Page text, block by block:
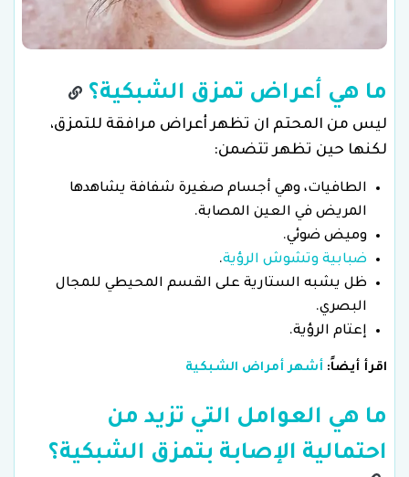
ما هي أعراض تمزق الشبكية؟
ليس من المحتم ان تظهر أعراض مرافقة للتمزق،
لكنها حين تظهر تتضمن:
الطافيات، وهي أجسام صغيرة شفافة يشاهدها
المريض في العين المصابة.
وميض ضوئي.
ضبابية وتشوش الرؤية.
ظل يشبه الستارية على القسم المحيطي للمجال
البصري.
إعتام الرؤية.
اقرأ أيضاً: أشهر أمراض الشبكية
ما هي العوامل التي تزيد من
احتمالية الإصابة بتمزق الشبكية؟